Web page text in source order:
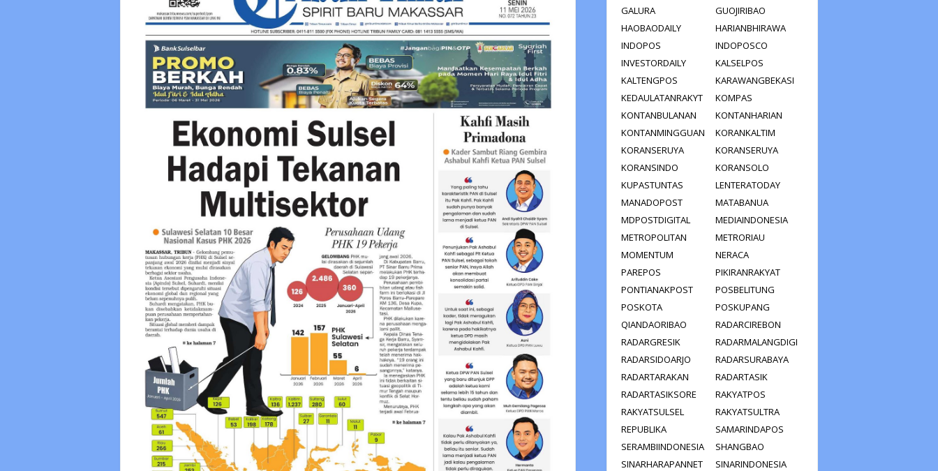
GALURA
GUOJIRIBAO
HAOBAODAILY
HARIANBHIRAWA
INDOPOS
INDOPOSCO
INVESTORDAILY
KALSELPOS
KALTENGPOS
KARAWANGBEKASI
KEDAULATANRAKYT
KOMPAS
KONTANBULANAN
KONTANHARIAN
KONTANMINGGUAN
KORANKALTIM
KORANSERUYA
KORANSERUYA
KORANSINDO
KORANSOLO
KUPASTUNTAS
LENTERATODAY
MANADOPOST
MATABANUA
MDPOSTDIGITAL
MEDIAINDONESIA
METROPOLITAN
METRORIAU
MOMENTUM
NERACA
PAREPOS
PIKIRANRAKYAT
PONTIANAKPOST
POSBELITUNG
POSKOTA
POSKUPANG
QIANDAORIBAO
RADARCIREBON
RADARGRESIK
RADARMALANGDIGI
RADARSIDOARJO
RADARSURABAYA
RADARTARAKAN
RADARTASIK
RADARTASIKSORE
RAKYATPOS
RAKYATSULSEL
RAKYATSULTRA
REPUBLIKA
SAMARINDAPOS
SERAMBIINDONESIA
SHANGBAO
SINARHARAPANNET
SINARINDONESIA